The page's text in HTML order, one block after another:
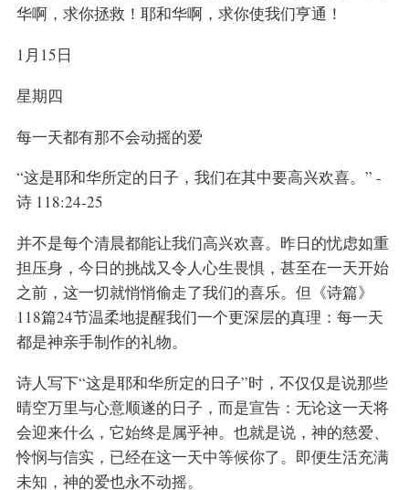
华啊，求你拯救！耶和华啊，求你使我们亨通！
1月15日
星期四
每一天都有那不会动摇的爱
“这是耶和华所定的日子，我们在其中要高兴欢喜。” -
诗 118:24-25
并不是每个清晨都能让我们高兴欢喜。昨日的忧虑如重
担压身，今日的挑战又令人心生畏惧，甚至在一天开始
之前，这一切就悄悄偷走了我们的喜乐。但《诗篇》
118篇24节温柔地提醒我们一个更深层的真理：每一天
都是神亲手制作的礼物。
诗人写下“这是耶和华所定的日子”时，不仅仅是说那些
晴空万里与心意顺遂的日子，而是宣告：无论这一天将
会迎来什么，它始终是属乎神。也就是说，神的慈爱、
怜悯与信实，已经在这一天中等候你了。即便生活充满
未知，神的爱也永不动摇。